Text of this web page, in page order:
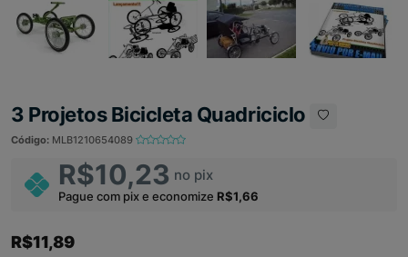
3 Projetos Bicicleta Quadriciclo
Código: MLB1210654089
R$10,23 no pix
Pague com pix e economize R$1,66
R$11,89